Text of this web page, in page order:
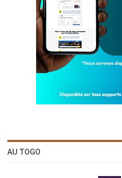
AU TOGO